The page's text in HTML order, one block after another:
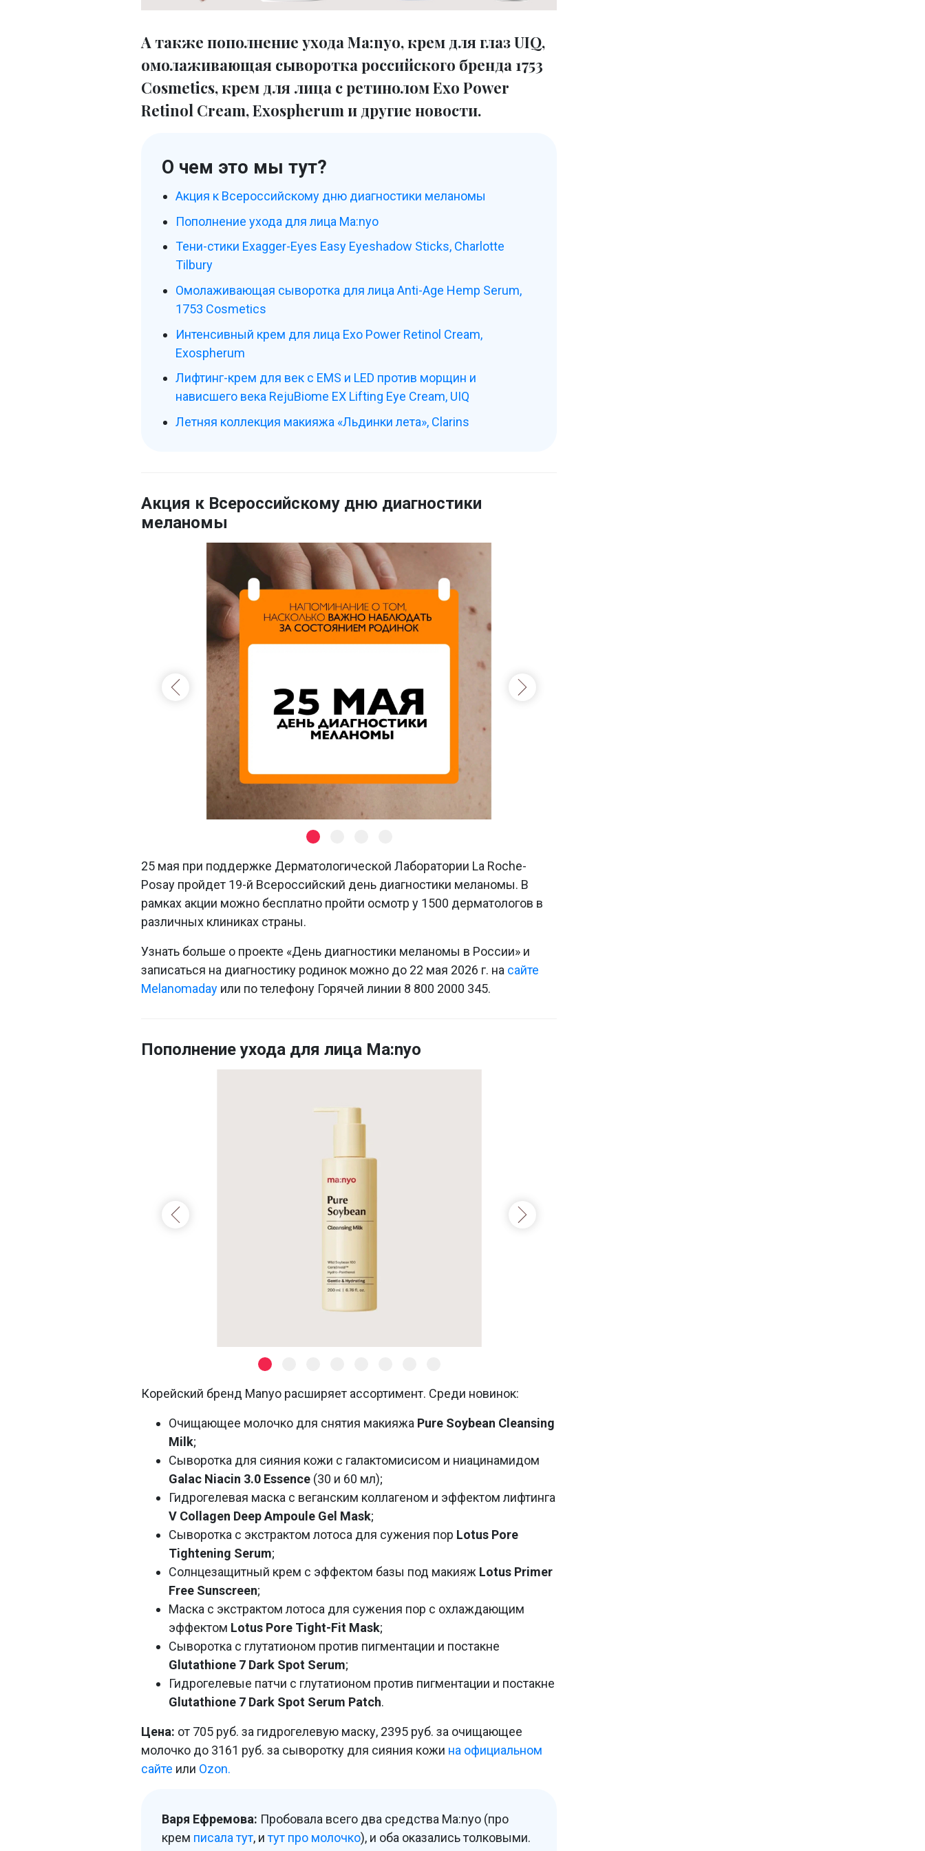
А также пополнение ухода Ma:nyo, крем для глаз UIQ,
омолаживающая сыворотка российского бренда 1753
Сosmetics, крем для лица с ретинолом Exo Power
Retinol Cream, Exospherum и другие новости.
О чем это мы тут?
Акция к Всероссийскому дню диагностики меланомы
Пополнение ухода для лица Ma:nyo
Тени-стики Exagger-Eyes Easy Eyeshadow Sticks, Charlotte
Tilbury
Омолаживающая сыворотка для лица Anti-Age Hemp Serum,
1753 Сosmetics
Интенсивный крем для лица Exo Power Retinol Cream,
Exospherum
Лифтинг-крем для век с EMS и LED против морщин и
нависшего века RejuBiome EX Lifting Eye Cream, UIQ
Летняя коллекция макияжа «Льдинки лета», Clarins
Акция к Всероссийскому дню диагностики
меланомы
25 мая при поддержке Дерматологической Лаборатории La Roche-
Posay пройдет 19-й Всероссийский день диагностики меланомы. В
рамках акции можно бесплатно пройти осмотр у 1500 дерматологов в
различных клиниках страны.
Узнать больше о проекте «День диагностики меланомы в России» и
записаться на диагностику родинок можно до 22 мая 2026 г. на сайте
Melanomaday или по телефону Горячей линии 8 800 2000 345.
Пополнение ухода для лица Ma:nyo
Корейский бренд Manyo расширяет ассортимент. Среди новинок:
Очищающее молочко для снятия макияжа Pure Soybean Cleansing
Milk;
Сыворотка для сияния кожи с галактомисисом и ниацинамидом
Galac Niacin 3.0 Essence (30 и 60 мл);
Гидрогелевая маска с веганским коллагеном и эффектом лифтинга
V Collagen Deep Ampoule Gel Mask;
Сыворотка с экстрактом лотоса для сужения пор Lotus Pore
Tightening Serum;
Солнцезащитный крем с эффектом базы под макияж Lotus Primer
Free Sunscreen;
Маска с экстрактом лотоса для сужения пор c охлаждающим
эффектом Lotus Pore Tight-Fit Mask;
Сыворотка с глутатионом против пигментации и постакне
Glutathione 7 Dark Spot Serum;
Гидрогелевые патчи с глутатионом против пигментации и постакне
Glutathione 7 Dark Spot Serum Patch.
Цена: от 705 руб. за гидрогелевую маску, 2395 руб. за очищающее
молочко до 3161 руб. за сыворотку для сияния кожи на официальном
сайте или Ozon.
Варя Ефремова: Пробовала всего два средства Ma:nyo (про
крем писала тут, итут про молочко), и оба оказались толковыми.